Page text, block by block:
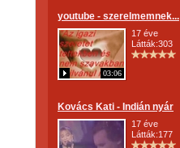
youtube - szerelmemnek...
03:06
17 éve
Látták:303
Kovács Kati - Indián nyár
17 éve
Látták:177